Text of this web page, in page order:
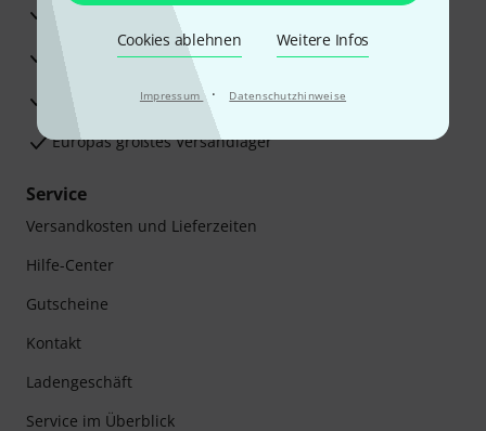
Cookies ablehnen Weitere Infos
Impressum · Datenschutzhinweise
Reparaturservice
Beratung durch Fachexperten
Zufriedenheitsgarantie
Europas größtes Versandlager
Service
Versandkosten und Lieferzeiten
Hilfe-Center
Gutscheine
Kontakt
Ladengeschäft
Service im Überblick